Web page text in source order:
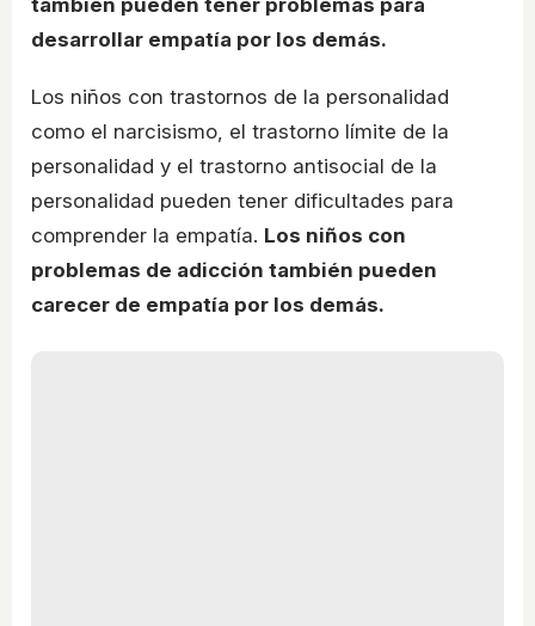
desarrollar empatía por los demás.
Los niños con trastornos de la personalidad
como el narcisismo, el trastorno límite de la
personalidad y el trastorno antisocial de la
personalidad pueden tener dificultades para
comprender la empatía. Los niños con
problemas de adicción también pueden
carecer de empatía por los demás.